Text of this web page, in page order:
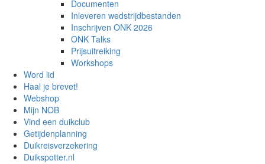
Documenten
Inleveren wedstrijdbestanden
Inschrijven ONK 2026
ONK Talks
Prijsuitreiking
Workshops
Word lid
Haal je brevet!
Webshop
Mijn NOB
Vind een duikclub
Getijdenplanning
Duikreisverzekering
Duikspotter.nl